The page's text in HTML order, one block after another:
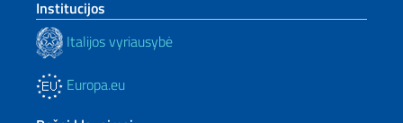
Institucijos
Italijos vyriausybė
Europa.eu